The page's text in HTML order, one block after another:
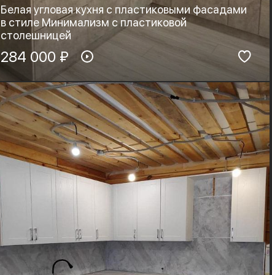
Белая угловая кухня с пластиковыми фасадами
в стиле Минимализм с пластиковой
столешницей
Материал фасадов:
HPL-Пластик, Eterno
Фурнитура:
Boyard, Blum
Стиль:
Минимализм, Лофт
284 000 ₽